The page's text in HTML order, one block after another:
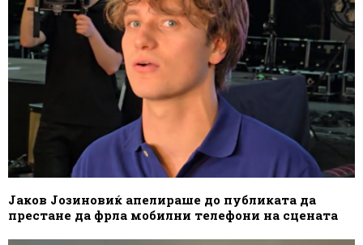
Јаков Јозиновиќ апелираше до публиката да
престане да фрла мобилни телефони на сцената